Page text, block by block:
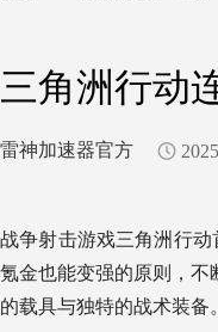
三角洲行动
雷神加速器官方
战争射击游戏三角洲行
氪金也能变强的原则，不
的载具与独特的战术装备。